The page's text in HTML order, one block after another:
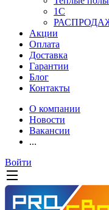
1С
Акции
Оплата
Доставка
Гарантии
Блог
Контакты
О компании
Новости
Вакансии
...
Войти